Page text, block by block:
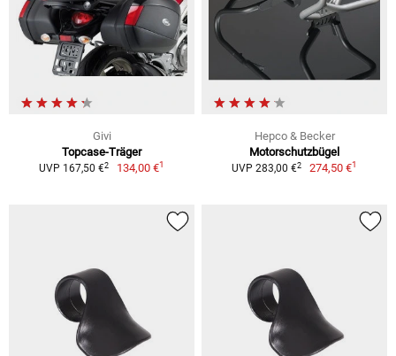
Givi
Topcase-Träger
UVP 167,50 €2 134,00 €1
Hepco & Becker
Motorschutzbügel
UVP 283,00 €2 274,50 €1